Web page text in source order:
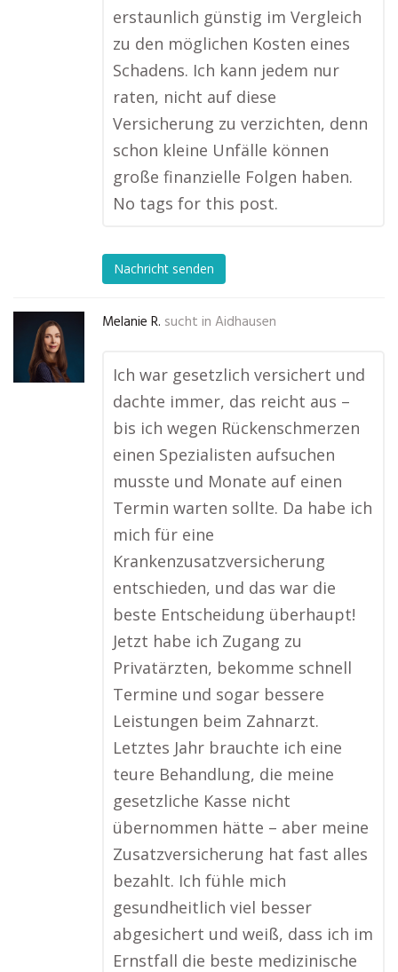
erstaunlich günstig im Vergleich
zu den möglichen Kosten eines
Schadens. Ich kann jedem nur
raten, nicht auf diese
Versicherung zu verzichten, denn
schon kleine Unfälle können
große finanzielle Folgen haben.
No tags for this post.
Nachricht senden
Melanie R. sucht in Aidhausen
Ich war gesetzlich versichert und
dachte immer, das reicht aus –
bis ich wegen Rückenschmerzen
einen Spezialisten aufsuchen
musste und Monate auf einen
Termin warten sollte. Da habe ich
mich für eine
Krankenzusatzversicherung
entschieden, und das war die
beste Entscheidung überhaupt!
Jetzt habe ich Zugang zu
Privatärzten, bekomme schnell
Termine und sogar bessere
Leistungen beim Zahnarzt.
Letztes Jahr brauchte ich eine
teure Behandlung, die meine
gesetzliche Kasse nicht
übernommen hätte – aber meine
Zusatzversicherung hat fast alles
bezahlt. Ich fühle mich
gesundheitlich viel besser
abgesichert und weiß, dass ich im
Ernstfall die beste medizinische